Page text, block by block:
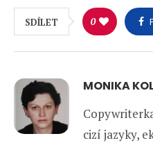
SDÍLET 0
MONIKA
cizí jazyky,